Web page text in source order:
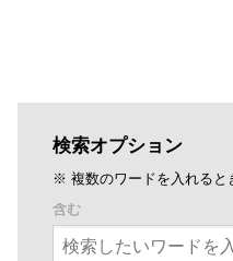
検索オプション
※ 複数のワードを入れると
含む